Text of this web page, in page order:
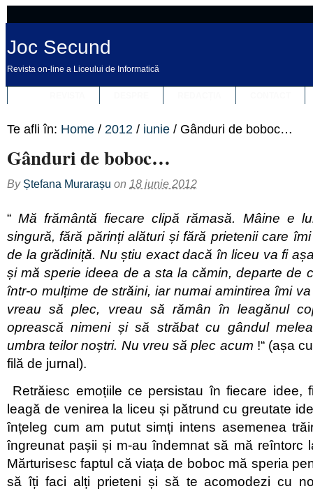
Joc Secund
Revista on-line a Liceului de Informatică
Te afli în: Home / 2012 / iunie / Gânduri de boboc…
Gânduri de boboc…
By Ștefana Murarașu on 18 iunie 2012
“Mă frământă fiecare clipă rămasă. Mâine e
singură, fără părinți alături și fără prietenii care
de la grădiniță. Nu știu exact dacă în liceu va fi
și mă sperie ideea de a sta la cămin, departe de
într-o mulțime de străini, iar numai amintirea îmi
vreau să plec, vreau să rămân în leagănul
oprească nimeni și să străbat cu gândul
umbra teilor noștri. Nu vreu să plec acum !“ (așa
filă de jurnal).
Retrăiesc emoțiile ce persistau în fiecare idee,
leagă de venirea la liceu și pătrund cu greutate
înțeleg cum am putut simți intens asemenea
îngreunat pașii și m-au îndemnat să mă reîntorc
Mărturisesc faptul că viața de boboc mă speria
să îți faci alți prieteni și să te acomodezi cu